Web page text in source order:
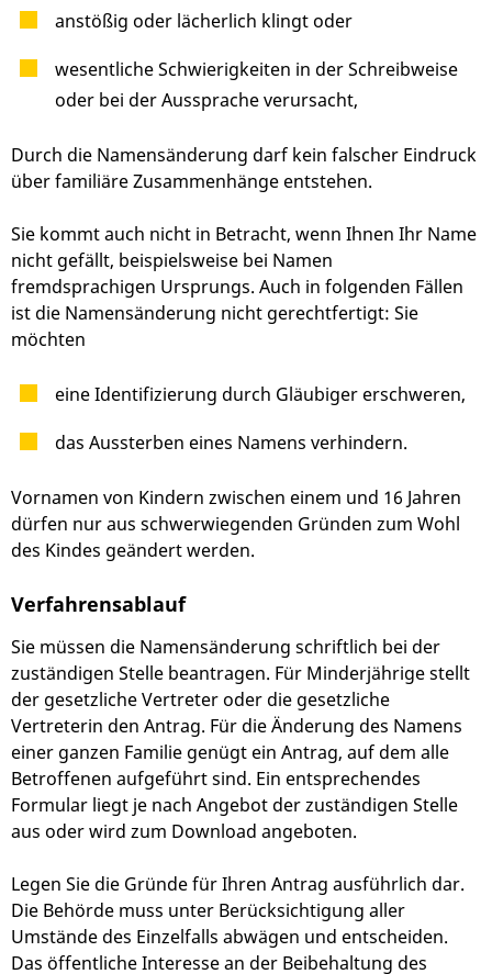
anstößig oder lächerlich klingt oder
wesentliche Schwierigkeiten in der Schreibweise
oder bei der Aussprache verursacht,
Durch die Namensänderung darf kein falscher Eindruck
über familiäre Zusammenhänge entstehen.
Sie kommt auch nicht in Betracht, wenn Ihnen Ihr Name
nicht gefällt, beispielsweise bei Namen
fremdsprachigen Ursprungs. Auch in folgenden Fällen
ist die Namensänderung nicht gerechtfertigt: Sie
möchten
eine Identifizierung durch Gläubiger erschweren,
das Aussterben eines Namens verhindern.
Vornamen von Kindern zwischen einem und 16 Jahren
dürfen nur aus schwerwiegenden Gründen zum Wohl
des Kindes geändert werden.
Verfahrensablauf
Sie müssen die Namensänderung schriftlich bei der
zuständigen Stelle beantragen. Für Minderjährige stellt
der gesetzliche Vertreter oder die gesetzliche
Vertreterin den Antrag. Für die Änderung des Namens
einer ganzen Familie genügt ein Antrag, auf dem alle
Betroffenen aufgeführt sind. Ein entsprechendes
Formular liegt je nach Angebot der zuständigen Stelle
aus oder wird zum Download angeboten.
Legen Sie die Gründe für Ihren Antrag ausführlich dar.
Die Behörde muss unter Berücksichtigung aller
Umstände des Einzelfalls abwägen und entscheiden.
Das öffentliche Interesse an der Beibehaltung des